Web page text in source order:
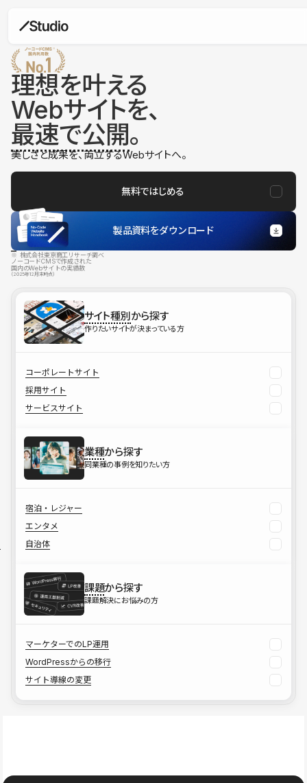
理想を叶える
Webサイトを、
最速で公開。
美しさと成果を、両立するWebサイトへ。
無料ではじめる
製品資料をダウンロード
※ 株式会社東京商工リサーチ調べ
ノーコードCMSで作成された
国内のWebサイトの実績数
（2025年12月末時点）
サイト種別から探す
作りたいサイトが決まっている方
コーポレートサイト
採用サイト
サービスサイト
業種から探す
同業種の事例を知りたい方
宿泊・レジャー
エンタメ
自治体
課題から探す
課題解決にお悩みの方
マーケターでのLP運用
WordPressからの移行
サイト導線の変更